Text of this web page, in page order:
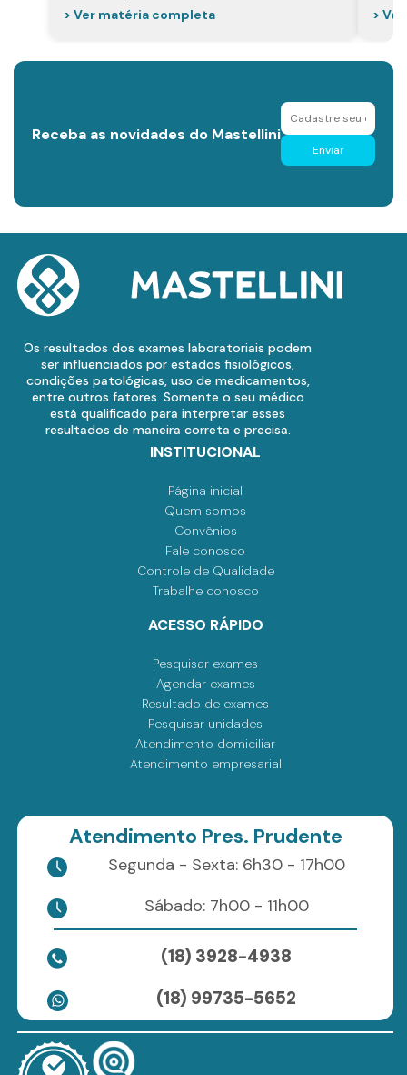
> Ver matéria completa >
Receba as novidades do Mastellini
Enviar
Os resultados dos exames laboratoriais podem
ser influenciados por estados fisiológicos,
condições patológicas, uso de medicamentos,
entre outros fatores. Somente o seu médico
está qualificado para interpretar esses
resultados de maneira correta e precisa.
INSTITUCIONAL
Página inicial
Quem somos
Convênios
Fale conosco
Controle de Qualidade
Trabalhe conosco
ACESSO RÁPIDO
Pesquisar exames
Agendar exames
Resultado de exames
Pesquisar unidades
Atendimento domiciliar
Atendimento empresarial
Atendimento Pres. Prudente
Segunda - Sexta: 6h30 - 17h00
Sábado: 7h00 - 11h00
(18) 3928-4938
(18) 99735-5652